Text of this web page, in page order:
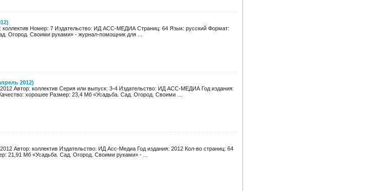
коллектив Номер: 7 Издательство: ИД АСС-МЕДИА Страниц: 64 Язык: русский Формат:
Огород. Своими руками» - журнал-помощник для ...
2012)
Автор: коллектив Серия или выпуск: 3-4 Издательство: ИД АСС-МЕДИА Год издания:
хорошее Размер: 23,4 Мб «Усадьба. Сад. Огород. Своими ...
Автор: коллектив Издательство: ИД Асс-Медиа Год издания: 2012 Кол-во страниц: 64
21,91 Мб «Усадьба. Сад. Огород. Своими руками» - ...